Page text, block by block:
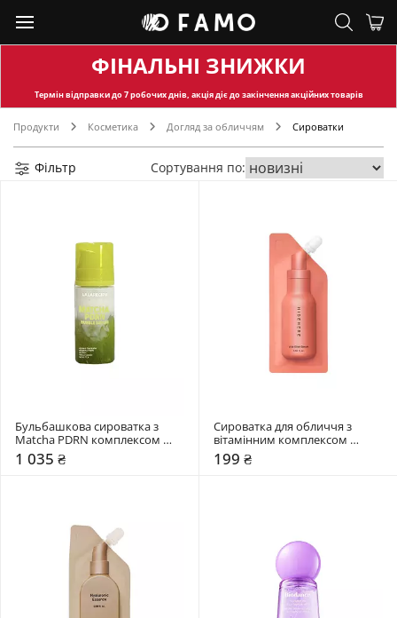
ФІНАЛЬНІ ЗНИЖКИ
Термін відправкидо 7 робочих днів, акція діє до закінчення акційних товарів
Продукти Косметика Догляд за обличчям Сироватки
Фільтр Сортування по:
Бульбашкова сироватка з
Matcha PDRN комплексом
Lalarecipe 95 мл
1 035 ₴
Сироватка для обличчя з
вітамінним комплексом
Hidehere 25 мл
199 ₴